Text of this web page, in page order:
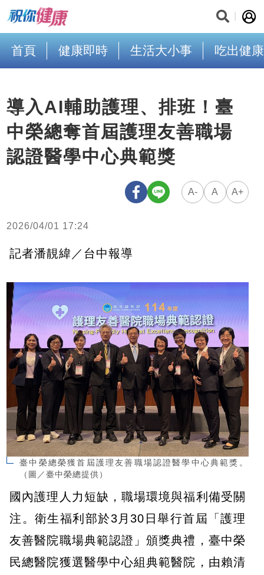
首頁 健康即時 生活大小事 吃出健康
導入AI輔助護理、排班！臺
中榮總奪首屆護理友善職場
認證醫學中心典範獎
A- A A+
2026/04/01 17:24
記者潘靚緯／台中報導
臺中榮總榮獲首屆護理友善職場認證醫學中心典範獎。
（圖／臺中榮總提供）
國內護理人力短缺，職場環境與福利備受關
注。衛生福利部於3月30日舉行首屆「護理
友善醫院職場典範認證」頒獎典禮，臺中榮
民總醫院獲選醫學中心組典範醫院，由賴清